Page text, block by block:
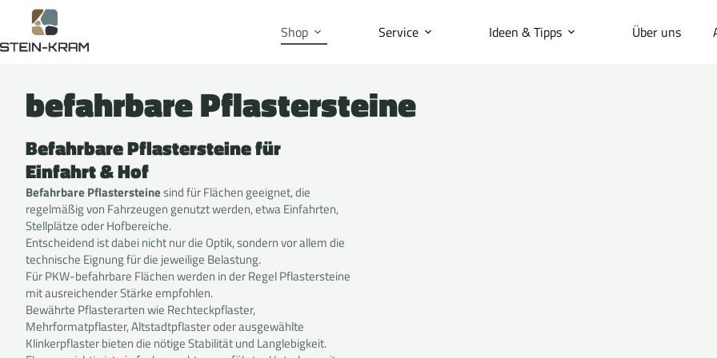
Shop Service Ideen & Tipps Über uns
befahrbare Pflastersteine
Befahrbare Pflastersteine für
Einfahrt & Hof
Befahrbare Pflastersteinesind für Flächen geeignet, die
regelmäßig von Fahrzeugen genutzt werden, etwa Einfahrten,
Stellplätze oder Hofbereiche.
Entscheidend ist dabei nicht nur die Optik, sondern vor allem die
technische Eignung für die jeweilige Belastung.
Für PKW-befahrbare Flächen werden in der Regel Pflastersteine
mit ausreichender Stärke empfohlen.
Bewährte Pflasterarten wie Rechteckpflaster,
Mehrformatpflaster, Altstadtpflaster oder ausgewählte
Klinkerpflaster bieten die nötige Stabilität und Langlebigkeit.